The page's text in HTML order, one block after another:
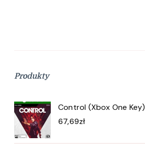
Produkty
Control (Xbox One Key)
67,69zł